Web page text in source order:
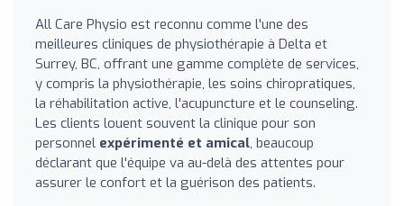
All Care Physio est reconnu comme l'une des
meilleures cliniques de physiothérapie à Delta et
Surrey, BC, offrant une gamme complète de services,
y compris la physiothérapie, les soins chiropratiques,
la réhabilitation active, l'acupuncture et le counseling.
Les clients louent souvent la clinique pour son
personnel expérimenté et amical, beaucoup
déclarant que l'équipe va au-delà des attentes pour
assurer le confort et la guérison des patients.